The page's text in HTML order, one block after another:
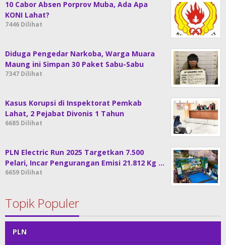
10 Cabor Absen Porprov Muba, Ada Apa
KONI Lahat?
7446 Dilihat
Diduga Pengedar Narkoba, Warga Muara
Maung ini Simpan 30 Paket Sabu-Sabu
7347 Dilihat
Kasus Korupsi di Inspektorat Pemkab
Lahat, 2 Pejabat Divonis 1 Tahun
6685 Dilihat
PLN Electric Run 2025 Targetkan 7.500
Pelari, Incar Pengurangan Emisi 21.812 Kg …
6659 Dilihat
Topik Populer
PLN